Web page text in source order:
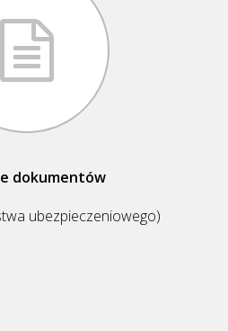
dokumentów
ubezpieczeniowego)